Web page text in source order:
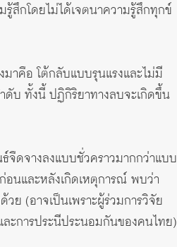
สึกโดยไม่ได้เจตนาความรู้สึกทุกข์
าคือ โต้กลับแบบรุนแรงและไม่มี
บ ทั้งนี้ ปฏิกิริยาทางลบจะเกิดขึ้น
จืดจางลงแบบชั่วคราวมากกว่าแบบ
อนและหลังเกิดเหตุการณ์ พบว่า
ย (อาจเป็นเพราะผู้ร่วมการวิจัย
ะการประนีประนอมกันของคนไทย)